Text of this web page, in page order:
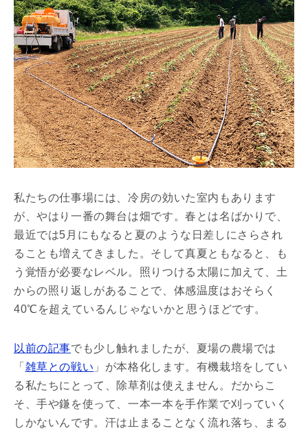
私たちの仕事場には、冷房の効いた室内もあります
が、やはり一番の舞台は畑です。春とは名ばかりで、
最近では5月にもなると夏のような日差しにさらされ
ることも増え てきました。そして真夏ともなると、も
う覚悟が必要なレベル。 照りつける太陽に加えて、土
からの照り返しがあることで、 体感温度はおそらく
40℃ を超えているんじゃないかと思うほどです。
以前の記事でも少し触れましたが、夏場の農場では
「 雑草との戦い 」が本格化します。 有機栽培をしてい
る私たちにとって、除草剤は使えません。 だからこ
そ、手や鎌を使って、一本一本を手作業で刈っていく
しかないんです。 汗は止まることなく流れ落ち、まる